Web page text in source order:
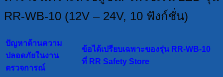
RR-WB-10 (12V – 24V, 10 ฟังก์ชั่น)
ปัญหาด้านความ
ปลอดภัยในงาน
ตรวจการณ์
ข้อได้เปรียบเฉพาะของรุ่น RR-WB-10
ที่ RR Safety Store